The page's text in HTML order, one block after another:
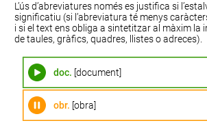
L’ús d’abreviatures només es justifica si
significatiu (si l’abreviatura té menys
i si el text ens obliga a sintetitzar al màxim la
de taules, gràfics, quadres, llistes o adreces).
doc. [document]
obr. [obra]